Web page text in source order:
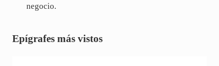
negocio.
Sidebar
Epígrafes más vistos